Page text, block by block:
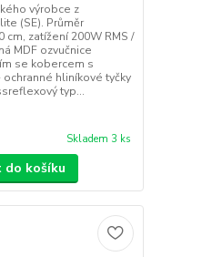
výrobce z
(SE). Průměr
zatížení 200W RMS /
MDF ozvučnice
se kobercem s
hliníkové tyčky
typ...
Skladem 3 ks
do košíku